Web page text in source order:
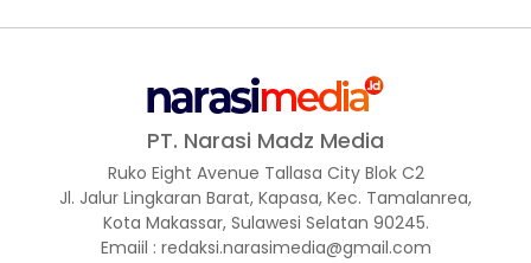
PT. Narasi Madz Media
Ruko Eight Avenue Tallasa City Blok C2
Jl. Jalur Lingkaran Barat, Kapasa, Kec. Tamalanrea,
Kota Makassar, Sulawesi Selatan 90245.
Emaiil : redaksi.narasimedia@gmail.com